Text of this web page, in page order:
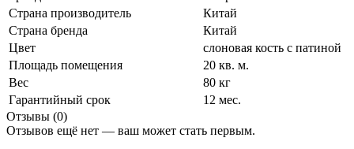
Страна производитель
Китай
Страна бренда
Китай
Цвет
слоновая кость с патиной
Площадь помещения
20 кв. м.
Вес
80 кг
Гарантийный срок
12 мес.
Отзывы (0)
Отзывов ещё нет — ваш может стать первым.